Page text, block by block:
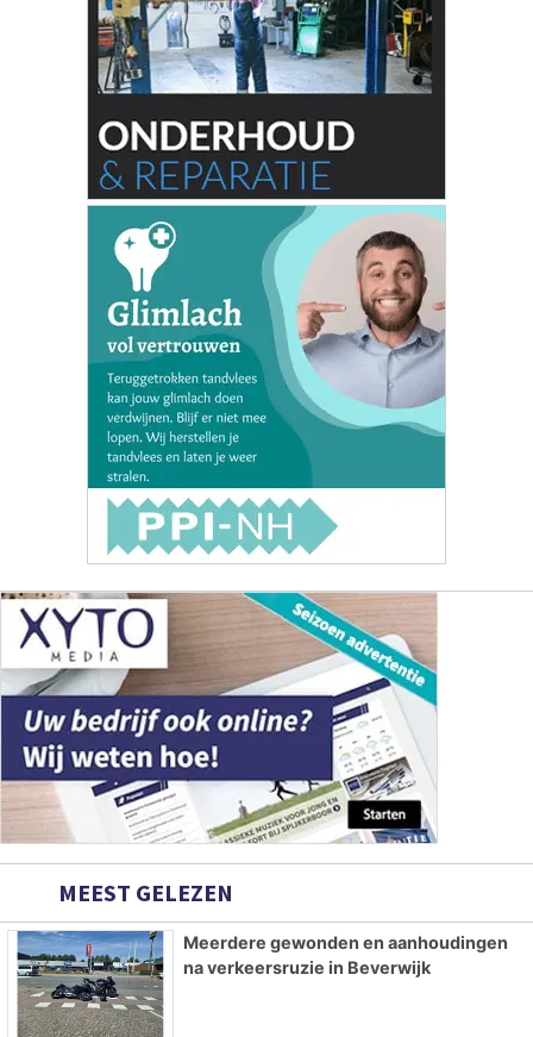
MEEST GELEZEN
Meerdere gewonden en aanhoudingen
na verkeersruzie in Beverwijk